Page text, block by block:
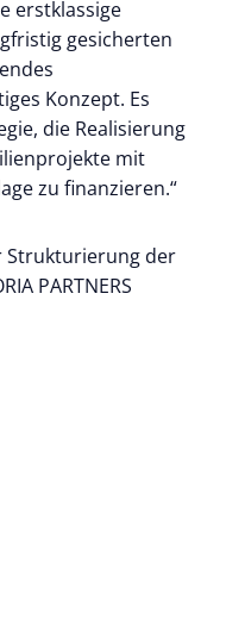
erstklassige
gesicherten
Konzept. Es
die Realisierung
mit
zu finanzieren.“
Strukturierung der
PARTNERS